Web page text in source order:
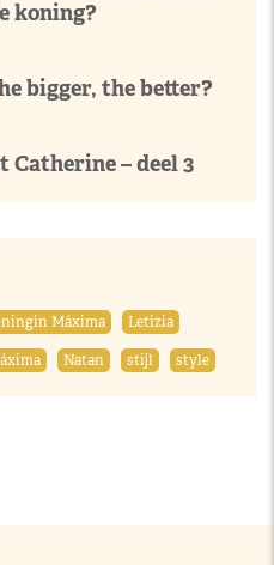
koning?
bigger, the better?
Catherine – deel 3
Máxima
Letizia
Natan stijl style